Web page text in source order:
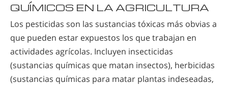
QUÍMICOS EN LA AGRICULTURA
Los pesticidas son las sustancias tóxicas más obvias a
que pueden estar expuestos los que trabajan en
actividades agrícolas. Incluyen insecticidas
(sustancias químicas que matan insectos), herbicidas
(sustancias químicas para matar plantas indeseadas,